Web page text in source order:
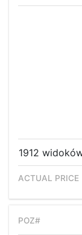
1912